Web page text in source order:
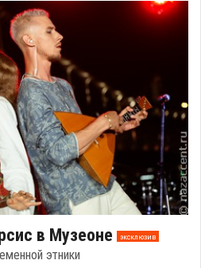
в Музеоне эксклюзив
этники